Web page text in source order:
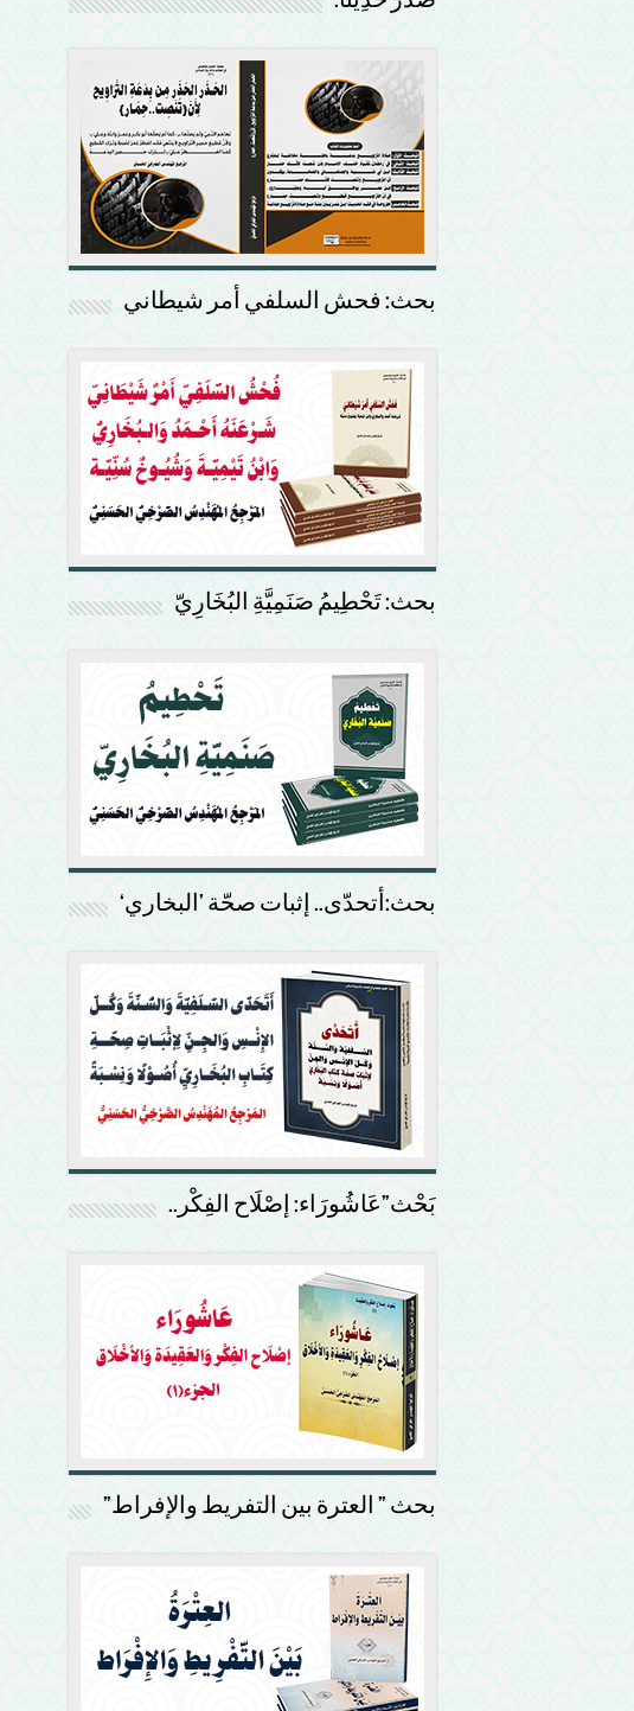
بحث: فحش السلفي أمر شيطاني
بحث: تَحْطِيمُ صَنَمِيَّةِ البُخَارِيّ
بحث:أتحدّى.. إثبات صحّة ’البخاري‘
بَحْث”عَاشُورَاء: إصْلَاح الفِكْر..
بحث ” العترة بين التفريط والإفراط”